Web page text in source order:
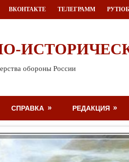
ВКОНТАКТЕ ТЕЛЕГРАММ РУТЮБ
обороны России
СПРАВКА РЕДАКЦИЯ